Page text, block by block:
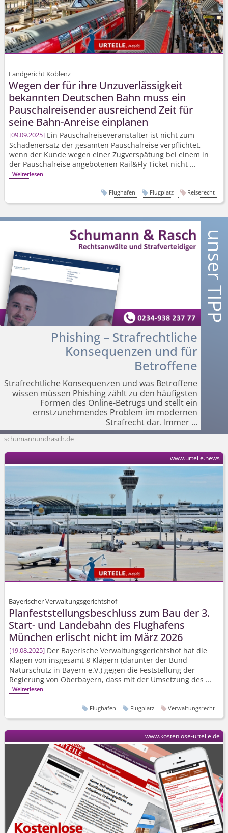
Landgericht Koblenz
Wegen der für ihre Unzuverlässigkeit
bekannten Deutschen Bahn muss ein
Pauschalreisender ausreichend Zeit für
seine Bahn-Anreise einplanen
09.09.2025 Ein Pauschalrei­severanstalter ist nicht zum
Schadenersatz der gesamten Pauschalreise verpflichtet,
wenn der Kunde wegen einer Zugverspätung bei einem in
der Pauschalreise angebotenen Rail&Fly Ticket nicht ...
Weiterlesen
Flughafen Flugplatz Reiserecht
Phishing – Strafrechtliche
Konsequenzen und für
Betroffene
Strafrechtliche Konsequenzen und was Betroffene
wissen müssen Phishing zählt zu den häufigsten
Formen des Online-Betrugs und stellt ein
ernstzunehmendes Problem im modernen
Strafrecht dar. Immer ...
schumannundrasch.de
Bayerischer Verwaltungsgerichtshof
Planfeststel­lungsbeschluss zum Bau der 3.
Start- und Landebahn des Flughafens
München erlischt nicht im März 2026
19.08.2025 Der Bayerische Verwaltungs­gerichtshof hat die
Klagen von insgesamt 8 Klägern (darunter der Bund
Naturschutz in Bayern e.V.) gegen die Feststellung der
Regierung von Oberbayern, dass mit der Umsetzung des ...
Weiterlesen
www.urteile.news
Flughafen Flugplatz Verwaltungsrecht
www.kostenlose-urteile.de